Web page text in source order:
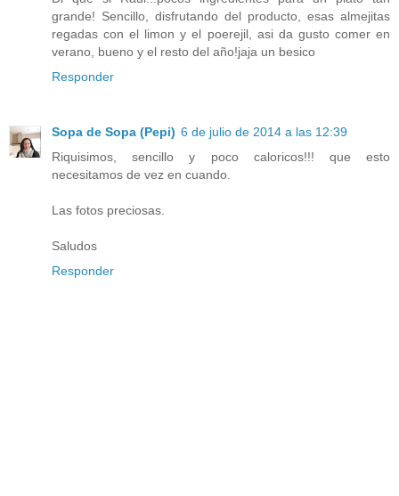
grande! Sencillo, disfrutando del producto, esas almejitas
regadas con el limon y el poerejil, asi da gusto comer en
verano, bueno y el resto del año!jaja un besico
Responder
Sopa de Sopa (Pepi) 6 de julio de 2014 a las 12:39
Riquisimos, sencillo y poco caloricos!!! que esto
necesitamos de vez en cuando.
Las fotos preciosas.
Saludos
Responder